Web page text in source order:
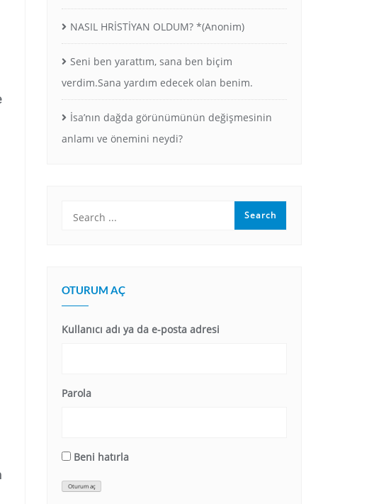
NASIL HRİSTİYAN OLDUM? *(Anonim)
Seni ben yarattım, sana ben biçim
verdim.Sana yardım edecek olan benim.
İsa’nın dağda görünümünün değişmesinin
anlamı ve önemini neydi?
OTURUM AÇ
Kullanıcı adı ya da e-posta adresi
Parola
Beni hatırla
Oturum aç